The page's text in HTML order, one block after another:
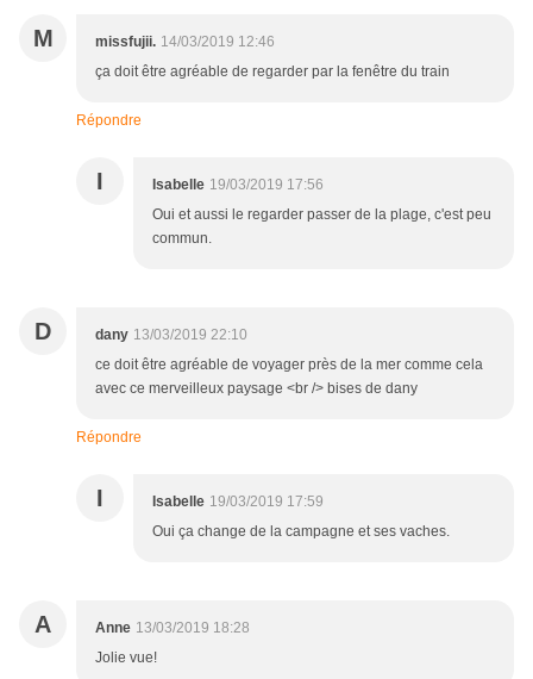
M missfujii. 14/03/2019 12:46
ça doit être agréable de regarder par la fenêtre du train
Répondre
I Isabelle 19/03/2019 17:56
Oui et aussi le regarder passer de la plage, c'est peu
commun.
D dany 13/03/2019 22:10
ce doit être agréable de voyager près de la mer comme cela
avec ce merveilleux paysage <br /> bises de dany
Répondre
I Isabelle 19/03/2019 17:59
Oui ça change de la campagne et ses vaches.
A Anne 13/03/2019 18:28
Jolie vue!